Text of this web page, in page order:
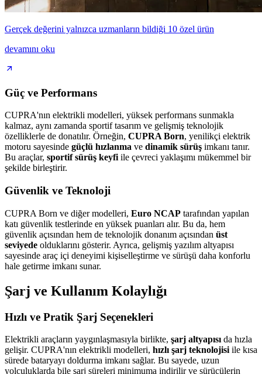
Gerçek değerini yalnızca uzmanların bildiği 10 özel ürün
devamını oku
Güç ve Performans
CUPRA'nın elektrikli modelleri, yüksek performans sunmakla
kalmaz, aynı zamanda sportif tasarım ve gelişmiş teknolojik
özelliklerle de donatılır. Örneğin, CUPRA Born, yenilikçi elektrik
motoru sayesinde güçlü hızlanma ve dinamik sürüş imkanı tanır.
Bu araçlar, sportif sürüş keyfi ile çevreci yaklaşımı mükemmel bir
şekilde birleştirir.
Güvenlik ve Teknoloji
CUPRA Born ve diğer modelleri, Euro NCAP tarafından yapılan
katı güvenlik testlerinde en yüksek puanları alır. Bu da, hem
güvenlik açısından hem de teknolojik donanım açısından üst
seviyede olduklarını gösterir. Ayrıca, gelişmiş yazılım altyapısı
sayesinde araç içi deneyimi kişiselleştirme ve sürüşü daha konforlu
hale getirme imkanı sunar.
Şarj ve Kullanım Kolaylığı
Hızlı ve Pratik Şarj Seçenekleri
Elektrikli araçların yaygınlaşmasıyla birlikte, şarj altyapısı da hızla
gelişir. CUPRA'nın elektrikli modelleri, hızlı şarj teknolojisi ile kısa
sürede bataryayı doldurma imkanı sağlar. Bu sayede, uzun
yolculuklarda bile şarj süreleri minimuma indirilir ve sürücülerin